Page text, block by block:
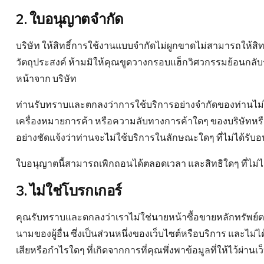
2. ใบอนุญาตจำกัด
บริษัท ให้สิทธิ์การใช้งานแบบจํากัดไม่ผูกขาดไม่สามารถให้
วัตถุประสงค์ ห้ามมิให้คุณขูดวางกรอบแฮ็กวิศวกรรมย้อนกลั
หน้าจาก บริษัท
ท่านรับทราบและตกลงว่าการใช้บริการอย่างจำกัดของท่า
เครื่องหมายการค้า หรือความลับทางการค้าใดๆ ของบริษัท
อย่างชัดแจ้งว่าท่านจะไม่ใช้บริการในลักษณะใดๆ ที่ไม่ได้รั
ใบอนุญาตนี้สามารถเพิกถอนได้ตลอดเวลา และสิทธิใดๆ ที่ไ
3. ไม่ใช่โบรกเกอร์
คุณรับทราบและตกลงว่าเราไม่ใช่นายหน้าซื้อขายหลักทรัพย์
นามของผู้อื่น ซึ่งเป็นส่วนหนึ่งของเว็บไซต์หรือบริการ และไ
เสียหรือกำไรใดๆ ที่เกิดจากการที่คุณพึ่งพาข้อมูลที่ให้ไว้ผ่า